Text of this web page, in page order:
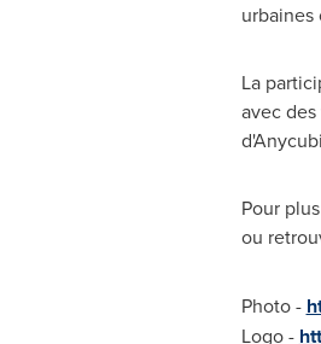
La
avec
Pour
ou
Photo -
Logo -